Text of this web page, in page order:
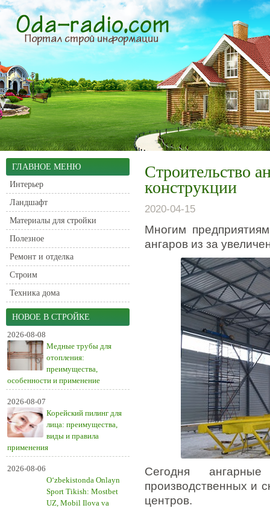
ГЛАВНОЕ МЕНЮ
Интерьер
Ландшафт
Материалы для стройки
Полезное
Ремонт и отделка
Строим
Техника дома
НОВОЕ В СТРОЙКЕ
2026-08-08
Медные трубы для
отопления:
преимущества,
особенности и применение
2026-08-07
Корейский пилинг для
лица: преимущества,
виды и правила
применения
2026-08-06
O‘zbekistonda Onlayn
Sport Tikish: Mostbet
UZ, Mobil Ilova va
Строительство
конструкции
2020-04-15
Многим
ангаров из за
Сегодня
производственных и
центров.